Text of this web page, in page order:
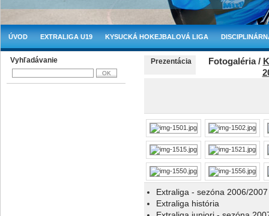
ÚVOD EXTRALIGA U19 KYSUCKÁ HOKEJBALOVÁ LIGA
Vyhľadávanie Prezentácia Fotogaléria /
Extraliga - sezóna 2006/2007
Extraliga história